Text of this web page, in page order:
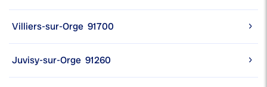
Villiers-sur-Orge 91700
Juvisy-sur-Orge 91260